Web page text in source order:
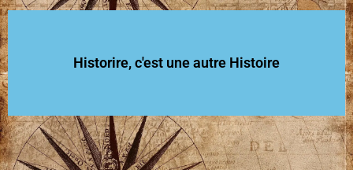
Historire, c'est une autre Histoire